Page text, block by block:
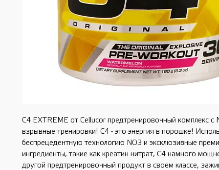
C4 EXTREME от Cellucor предтренировочный комплекс с
взрывные тренировки! С4 - это энергия в порошке!
беспрецедентную технологию NO3 и эксклюзивные
ингредиенты, такие как креатин нитрат, С4 намного
другой предтренировочный продукт в своем классе,